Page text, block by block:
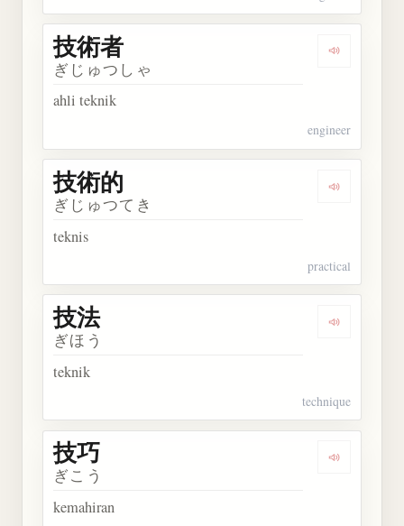
Dengarkan
技術者
ぎじゅつしゃ
ahli teknik
engineer
Dengarkan
技術的
ぎじゅつてき
teknis
practical
Dengarkan
技法
ぎほう
teknik
technique
Dengarkan
技巧
ぎこう
kemahiran